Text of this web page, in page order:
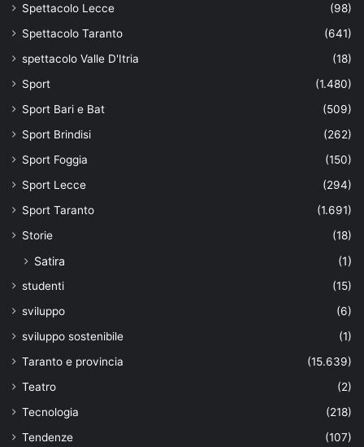
Spettacolo Lecce
(98)
Spettacolo Taranto
(641)
spettacolo Valle D'Itria
(18)
Sport
(1.480)
Sport Bari e Bat
(509)
Sport Brindisi
(262)
Sport Foggia
(150)
Sport Lecce
(294)
Sport Taranto
(1.691)
Storie
(18)
Satira (1)
studenti
(15)
sviluppo
(6)
sviluppo sostenibile
(1)
Taranto e provincia
(15.639)
Teatro
(2)
Tecnologia
(218)
Tendenze
(107)